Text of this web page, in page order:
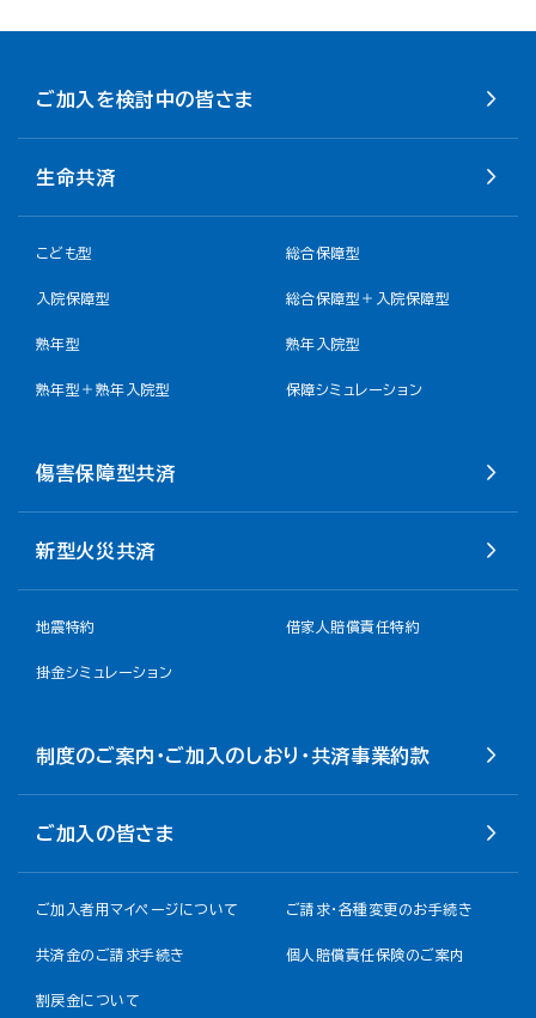
ご加入を検討中の皆さま
生命共済
こども型 総合保障型
入院保障型 総合保障型＋入院保障型
熟年型 熟年入院型
熟年型＋熟年入院型 保障シミュレーション
傷害保障型共済
新型火災共済
地震特約 借家人賠償責任特約
掛金シミュレーション
制度のご案内・ご加入のしおり・共済事業約款
ご加入の皆さま
ご加入者用マイページについて ご請求・各種変更のお手続き
共済金のご請求手続き 個人賠償責任保険のご案内
割戻金について​